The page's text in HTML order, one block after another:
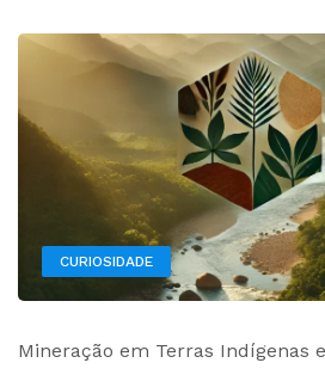
CURIOSIDADE
by
Administrador
Mineração em Terras Indígenas